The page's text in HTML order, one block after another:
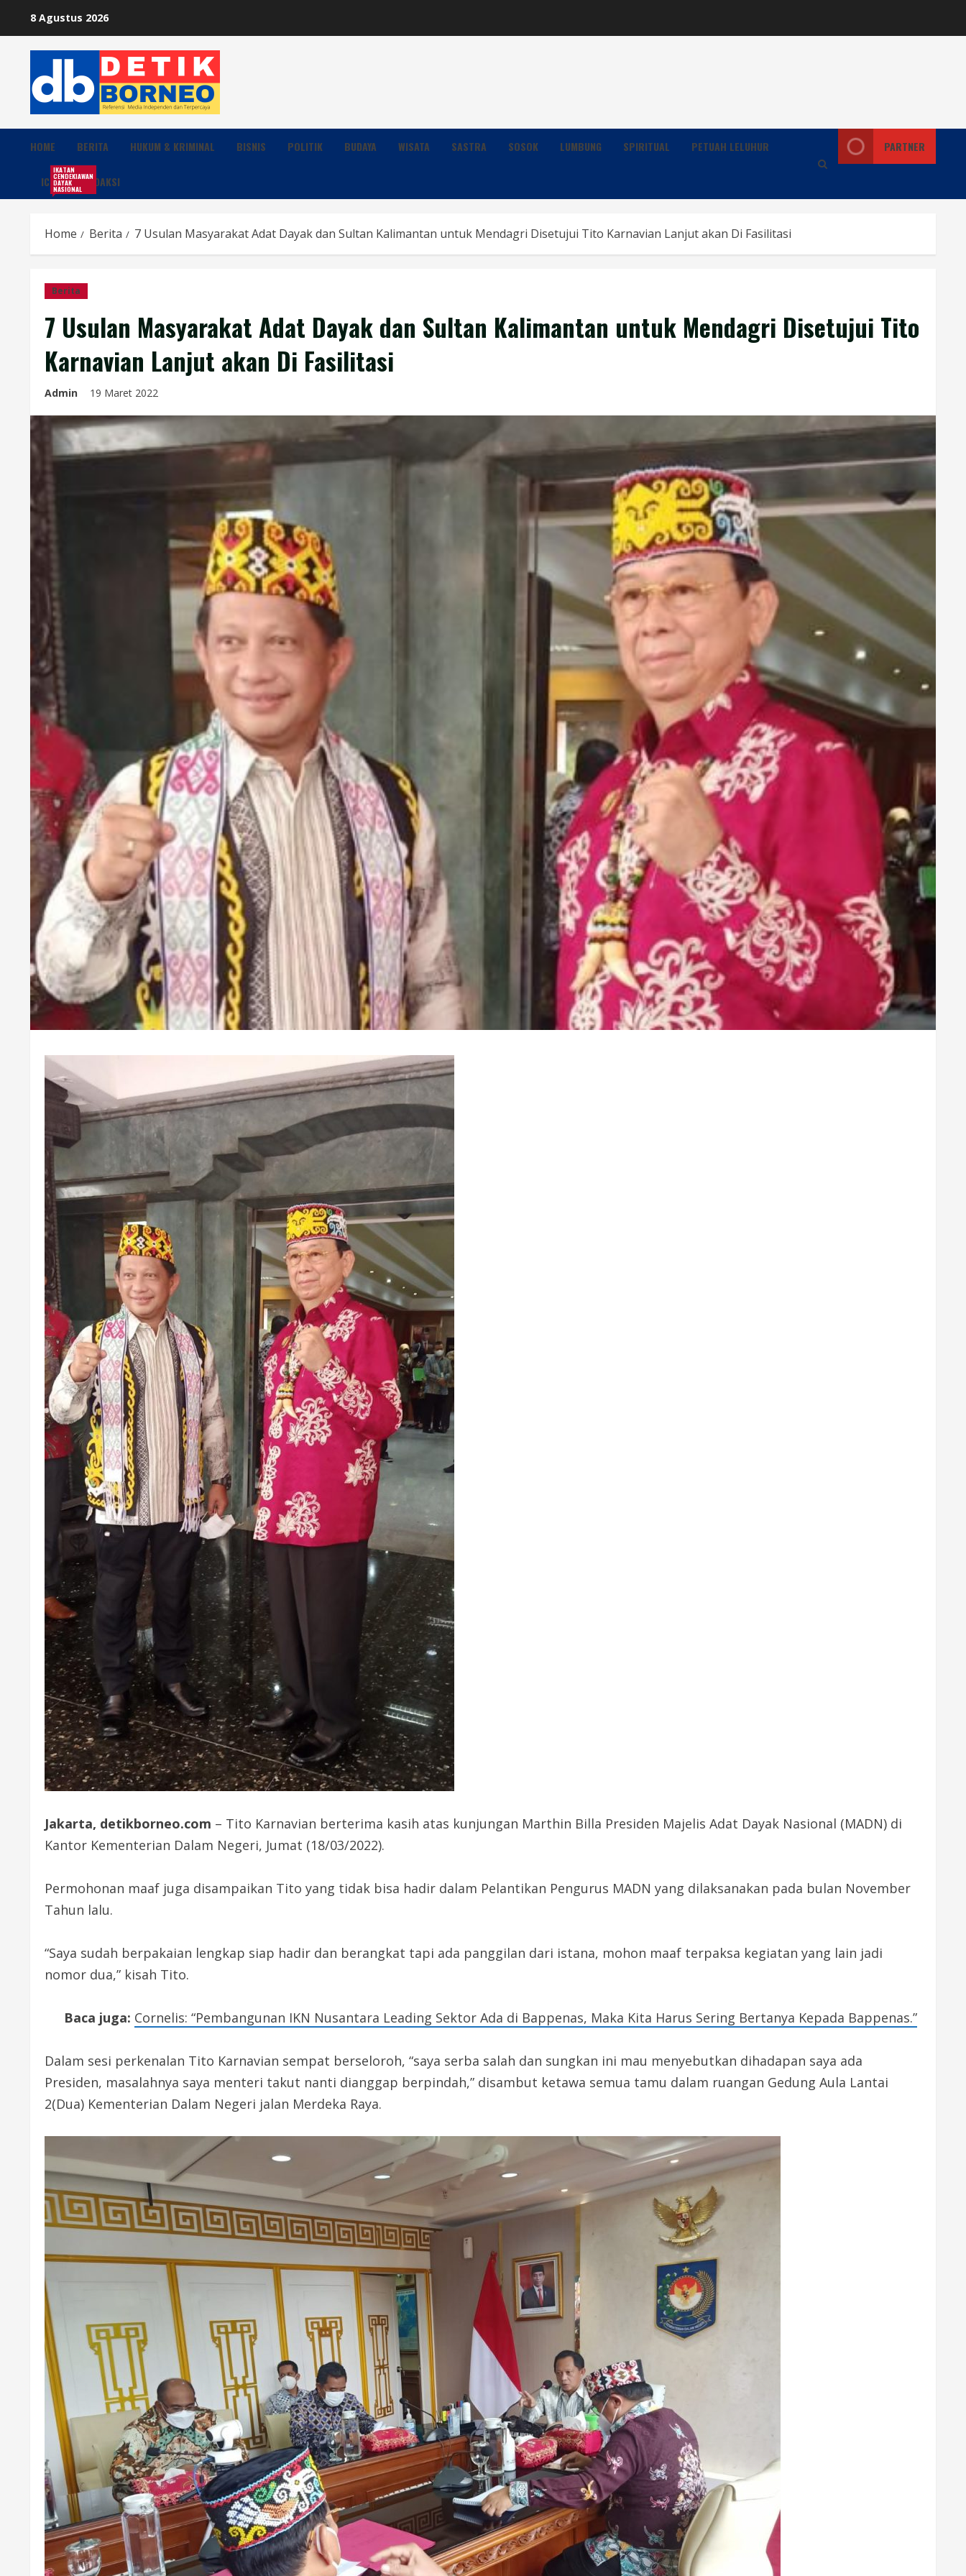
content
8 Agustus 2026
HOME BERITA HUKUM & KRIMINAL BISNIS POLITIK BUDAYA WISATA SASTRA SOSOK LUMBUNG SPIRITUAL PETUAH LELUHUR
ICDN
IKATAN
CENDEKIAWAN
DAYAK
NASIONALREDAKSI
PARTNER
Home Berita 7 Usulan Masyarakat Adat Dayak dan Sultan Kalimantan untuk Mendagri Disetujui Tito Karnavian Lanjut akan Di Fasilitasi
Berita
7 Usulan Masyarakat Adat Dayak dan Sultan Kalimantan untuk Mendagri Disetujui Tito
Karnavian Lanjut akan Di Fasilitasi
Admin 19 Maret 2022
Jakarta, detikborneo.com – Tito Karnavian berterima kasih atas kunjungan Marthin Billa Presiden Majelis Adat Dayak Nasional (MADN) di
Kantor Kementerian Dalam Negeri, Jumat (18/03/2022).
Permohonan maaf juga disampaikan Tito yang tidak bisa hadir dalam Pelantikan Pengurus MADN yang dilaksanakan pada bulan November
Tahun lalu.
“Saya sudah berpakaian lengkap siap hadir dan berangkat tapi ada panggilan dari istana, mohon maaf terpaksa kegiatan yang lain jadi
nomor dua,” kisah Tito.
Baca juga: Cornelis: “Pembangunan IKN Nusantara Leading Sektor Ada di Bappenas, Maka Kita Harus Sering Bertanya Kepada Bappenas.”
Dalam sesi perkenalan Tito Karnavian sempat berseloroh, “saya serba salah dan sungkan ini mau menyebutkan dihadapan saya ada
Presiden, masalahnya saya menteri takut nanti dianggap berpindah,” disambut ketawa semua tamu dalam ruangan Gedung Aula Lantai
2(Dua) Kementerian Dalam Negeri jalan Merdeka Raya.